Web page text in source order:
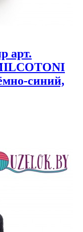
арт.
синий,